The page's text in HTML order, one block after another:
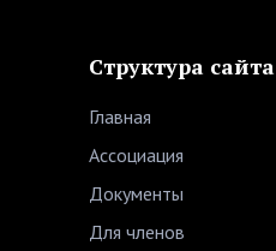
Структура сайта
Главная
Ассоциация
Документы
Для членов